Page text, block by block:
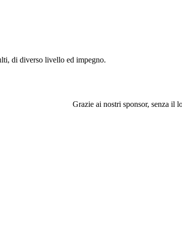
di diverso livello ed impegno.
Grazie ai nostri sponsor, senza il